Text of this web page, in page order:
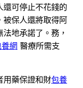
還可停止不花錢的
被保人還將取得阿
地承諾了。務，
網 醫療所需支
用藥保證和財包養